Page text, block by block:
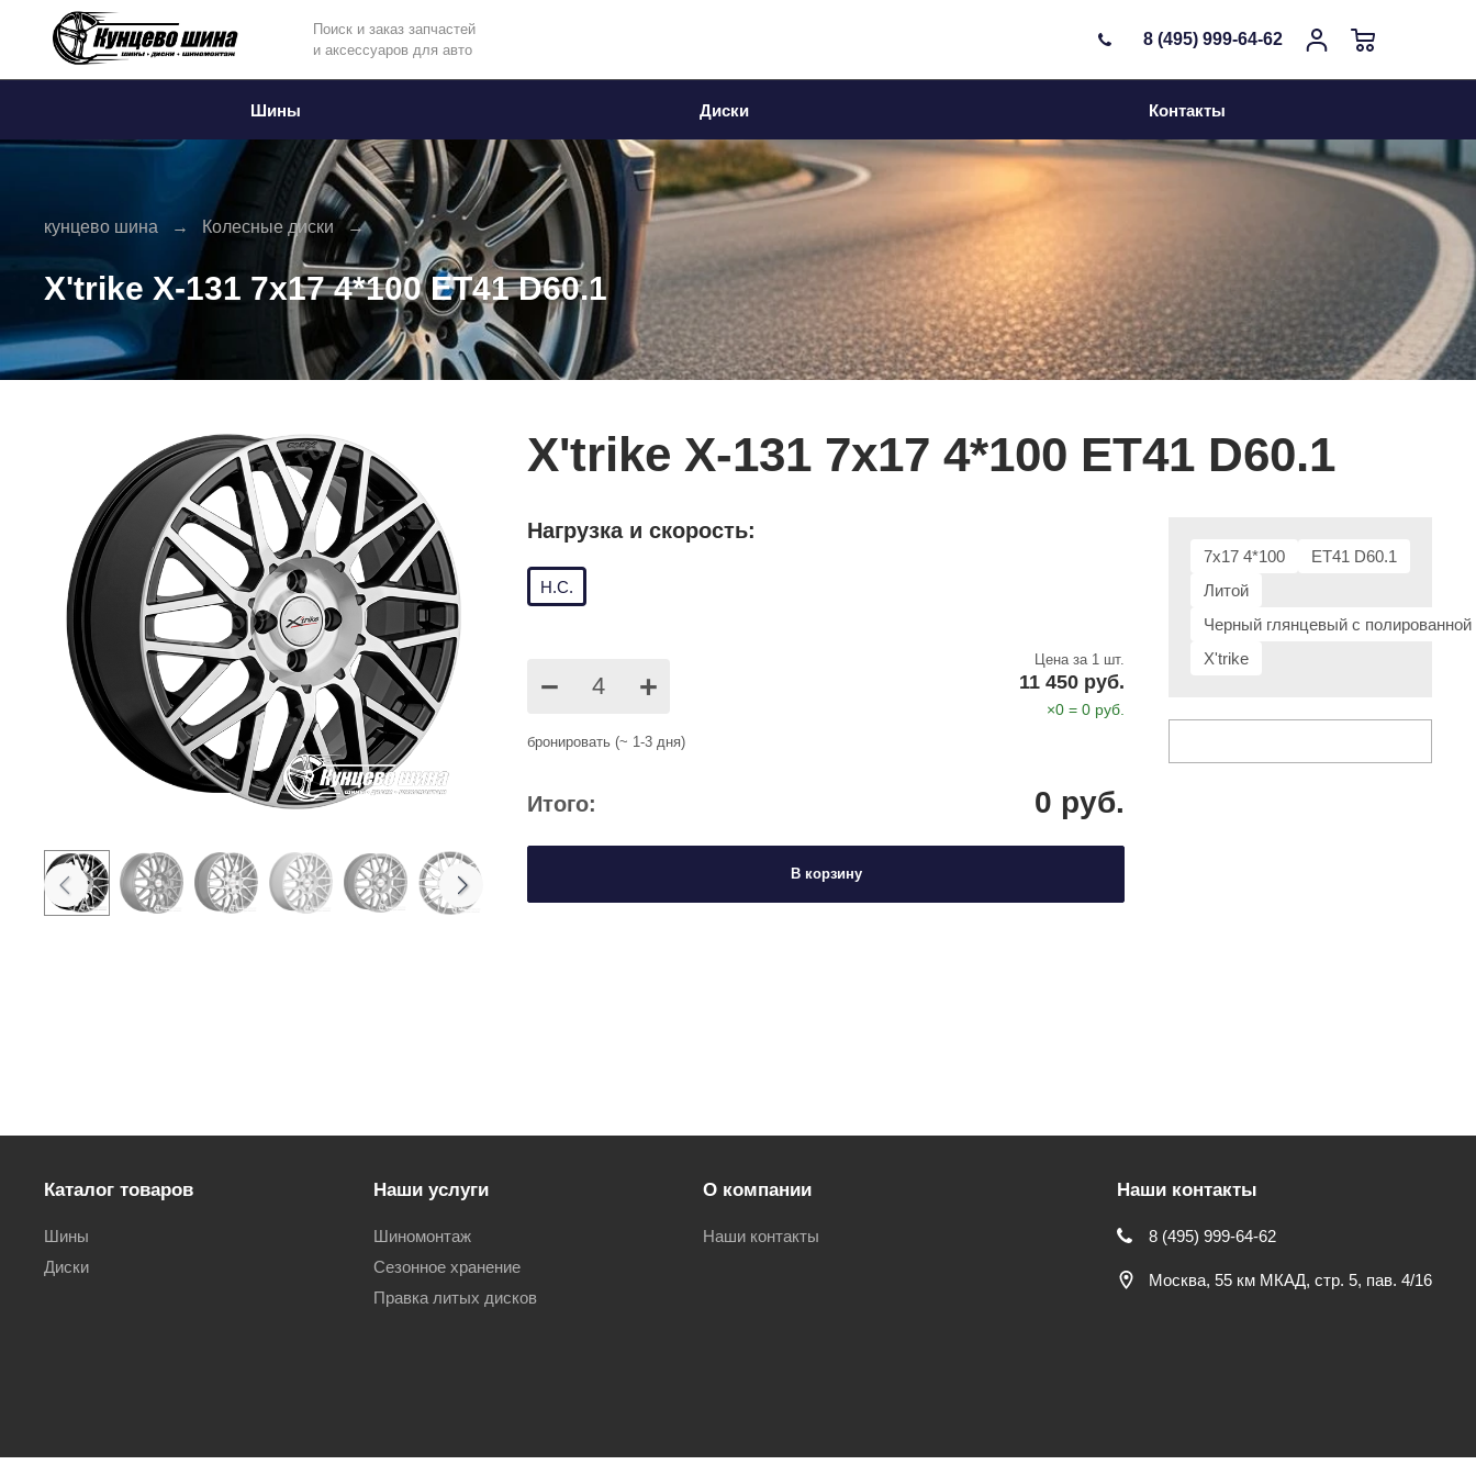
Поиск и заказ запчастей
и аксессуаров для авто
8 (495) 999-64-62
Шины Диски Контакты
кунцево шина Колесные диски
X'trike X-131 7x17 4*100 ET41 D60.1
X'trike X-131 7x17 4*100 ET41 D60.1
7x17 4*100
ET41 D60.1
Литой
Черный глянцевый с
X'trike
Нагрузка и скорость:
Н.С.
− +
Цена за 1 шт.
11 450 руб.
×0 = 0 руб.
бронировать (~ 1-3 дня)
Итого: 0 руб.
В корзину
Каталог товаров
Шины
Диски
Наши услуги
Шиномонтаж
Сезонное хранение
Правка литых дисков
О компании
Наши контакты
Наши контакты
8 (495) 999-64-62
Москва, 55 км МКАД, стр. 5, пав. 4/16